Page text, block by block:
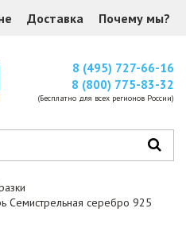
Доставка Почему мы?
8 (495) 727-66-16
8 (800) 775-83-32
(Бесплатно для всех регионов России)
Семистрельная серебро 925